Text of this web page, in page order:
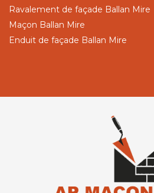
Ravalement de façade Ballan Mire
Maçon Ballan Mire
Enduit de façade Ballan Mire